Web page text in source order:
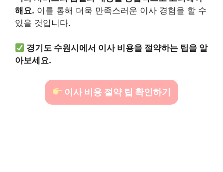
해요. 이를 통해 더욱 만족스러운 이사 경험을 할 수
있을 것입니다.
경기도 수원시에서 이사 비용을 절약하는 팁을 알
아보세요.
이사 비용 절약 팁 확인하기